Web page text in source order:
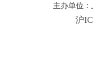
主办单位
沪